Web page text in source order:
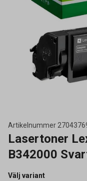
Artikelnummer
Lasertoner
B342000
Välj variant